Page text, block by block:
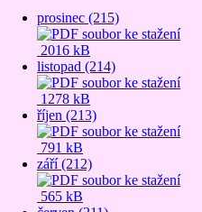
prosinec (215)
2016 kB
listopad (214)
1278 kB
říjen (213)
791 kB
září (212)
565 kB